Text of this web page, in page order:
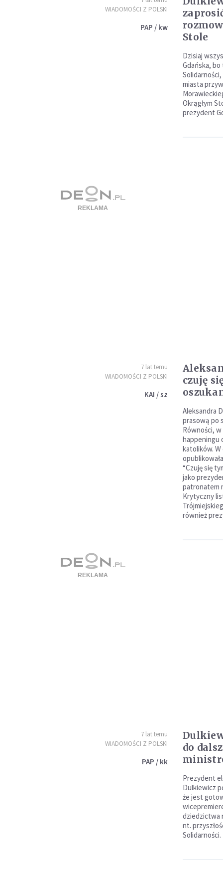
WIADOMOŚCI Z POLSKI
PAP / kw
Stole
Dzisiaj
Gdańska,
Solidarności,
miasta
Okrągłym
prezydent
7 lat temu
WIADOMOŚCI Z POLSKI
KAI / sz
czuję
Aleksandra
prasową po
Równości,
happeningu
katolików.
“Czuję się
jako
patronatem
Krytyczny
również
7 lat temu
WIADOMOŚCI Z POLSKI
PAP / kk
do
Prezydent
Dulkiewicz
że jest
dziedzictwa
nt.
Solidarności.